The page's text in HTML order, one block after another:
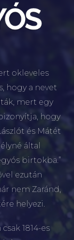
okleveles
hogy a nevet
mert egy
hogy
és Mátét
által
birtokba.”
ezután
nem Zaránd,
helyezi.
1814-es